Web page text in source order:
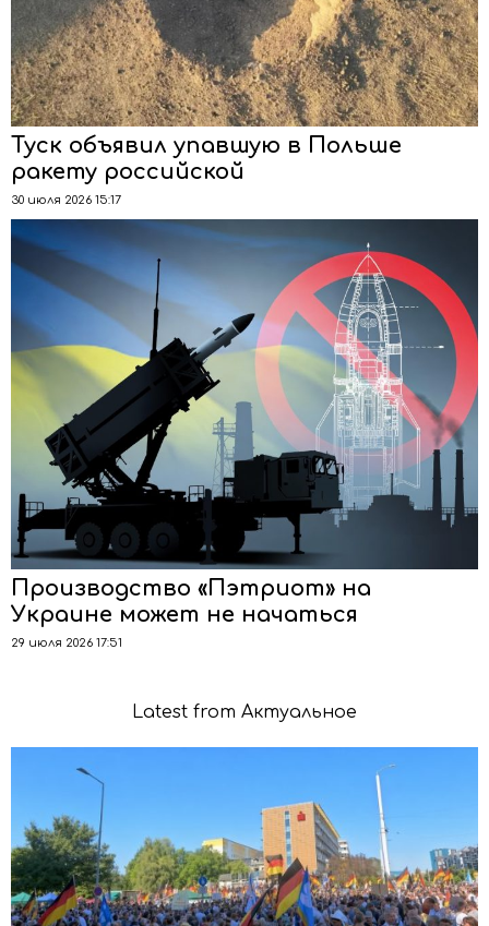
Туск объявил упавшую в Польше
ракету российской
30 июля 2026 15:17
Производство «Пэтриот» на
Украине может не начаться
29 июля 2026 17:51
Latest from Актуальное